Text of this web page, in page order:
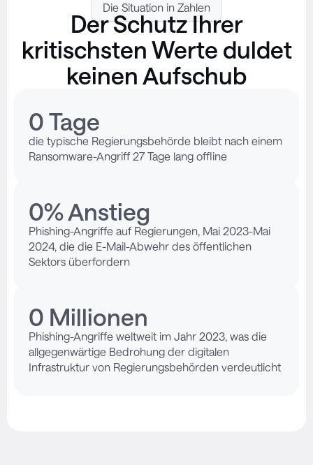
Die Situation in Zahlen
Der Schutz Ihrer
kritischsten Werte duldet
keinen Aufschub
die typische Regierungsbehörde bleibt nach einem
Ransomware-Angriff 27 Tage lang offline
0 Tage
Phishing-Angriffe auf Regierungen, Mai 2023-Mai
2024, die die E-Mail-Abwehr des öffentlichen
Sektors überfordern
0% Anstieg
Phishing-Angriffe weltweit im Jahr 2023, was die
allgegenwärtige Bedrohung der digitalen
Infrastruktur von Regierungsbehörden verdeutlicht
0 Millionen